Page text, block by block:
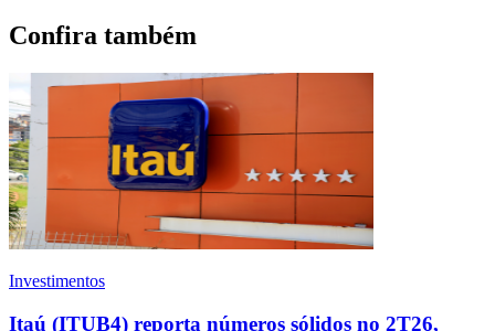
Confira também
Investimentos
Itaú (ITUB4) reporta números sólidos no 2T26,